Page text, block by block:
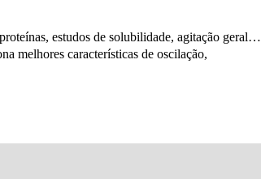
estudos de solubilidade, agitação geral…
melhores características de oscilação,